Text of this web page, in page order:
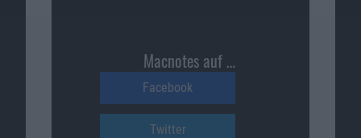
Macnotes auf …
Facebook
Twitter